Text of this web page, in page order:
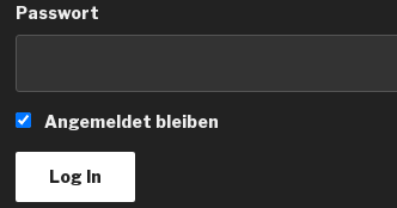
Passwort
Angemeldet bleiben